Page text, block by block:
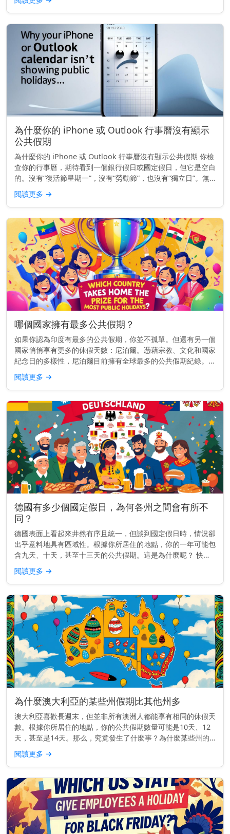
影響運輸、銀行...
為什麼你的 iPhone 或 Outlook 行事曆沒有顯示
公共假期
為什麼你的 iPhone 或 Outlook 行事曆沒有顯示公共假期 你檢
查你的行事曆，期待看到一個銀行假日或國定假日，但它是空白
的。沒有“復活節星期一”，沒有“勞動節”，也沒有“獨立日”。無
論你使用的是 iPhone 還是 Outlook...
閱讀更多 →
哪個國家擁有最多公共假期？
如果你認為印度有最多的公共假期，你並不孤單。但還有另一個
國家悄悄享有更多的休假天數：尼泊爾。憑藉宗教、文化和國家
紀念日的多樣性，尼泊爾目前擁有全球最多的公共假期紀錄。而
且，差距非常明顯。 快速見解： 尼泊爾每年約有35個公共假
期，遠超其他國...
閱讀更多 →
德國有多少個國定假日，為何各州之間會有所不
同？
德國表面上看起來井然有序且統一，但談到國定假日時，情況卻
出乎意料地具有區域性。根據你所居住的地點，你的一年可能包
含九天、十天，甚至十三天的公共假期。這是為什麼呢？ 快速
見解： 德國有九個全國性假日，但每個州都會加入自己的假
日。有些州每年最多...
閱讀更多 →
為什麼澳大利亞的某些州假期比其他州多
澳大利亞喜歡長週末，但並非所有澳洲人都能享有相同的休假天
數。根據你所居住的地點，你的公共假期數量可能是10天、12
天，甚至是14天。那么，究竟發生了什麼事？為什麼某些州的
公共假期比其他州多呢？ 主要見解： 每個澳大利亞的州和領地
都自行設定公...
閱讀更多 →